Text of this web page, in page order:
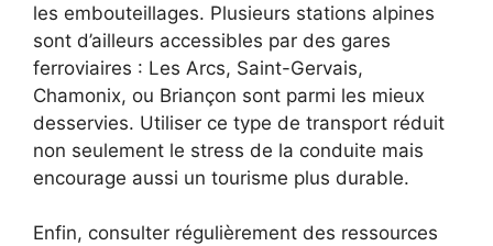
les embouteillages. Plusieurs stations alpines
sont d’ailleurs accessibles par des gares
ferroviaires : Les Arcs, Saint-Gervais,
Chamonix, ou Briançon sont parmi les mieux
desservies. Utiliser ce type de transport réduit
non seulement le stress de la conduite mais
encourage aussi un tourisme plus durable.
Enfin, consulter régulièrement des ressources